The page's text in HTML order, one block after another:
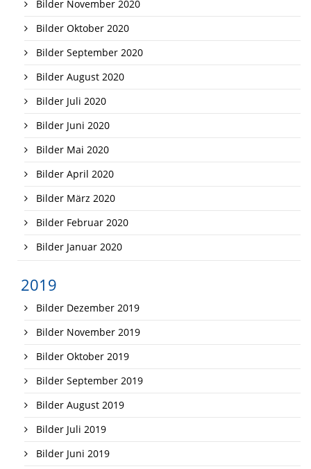
Bilder November 2020
Bilder Oktober 2020
Bilder September 2020
Bilder August 2020
Bilder Juli 2020
Bilder Juni 2020
Bilder Mai 2020
Bilder April 2020
Bilder März 2020
Bilder Februar 2020
Bilder Januar 2020
2019
Bilder Dezember 2019
Bilder November 2019
Bilder Oktober 2019
Bilder September 2019
Bilder August 2019
Bilder Juli 2019
Bilder Juni 2019